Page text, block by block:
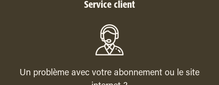
Service client
Un problème avec votre abonnement ou le site